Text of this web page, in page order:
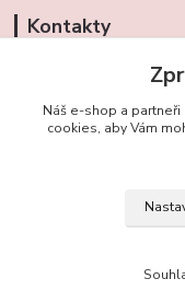
Kontakty
+420 721 459
(Po-Pá, 10-16 hod.)
Náš e-shop a partneři
cookies, aby Vám